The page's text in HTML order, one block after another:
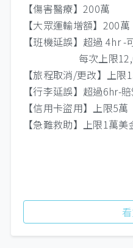
【傷害醫療】200萬
【大眾運輸增額】200萬
【班機延誤】超過 4hr -
每次上限12,000
【旅程取消/更改】上限
【行李延誤】超過6hr-
【信用卡盜用】上限5萬
【急難救助】上限1萬美